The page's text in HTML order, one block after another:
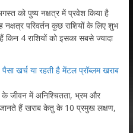
को पुष्य नक्षत्र में प्रवेश किया है
परिवर्तन कुछ राशियों के लिए शुभ
4 राशियों को इसका सबसे ज्यादा
खर्च या रहती है मेंटल प्रॉब्लम खराब
जीवन में अनिश्चितता, भ्रम और
हैं खराब केतु के 10 प्रमुख लक्षण,